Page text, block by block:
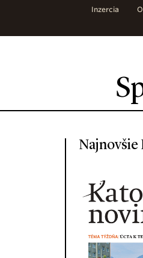
Inzercia
Najnovšie